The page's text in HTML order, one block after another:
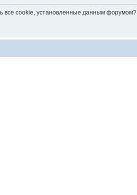
все cookie, установленные данным форумом?